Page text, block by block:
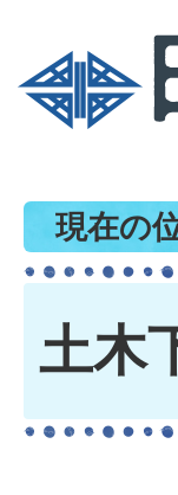
現在の
土木